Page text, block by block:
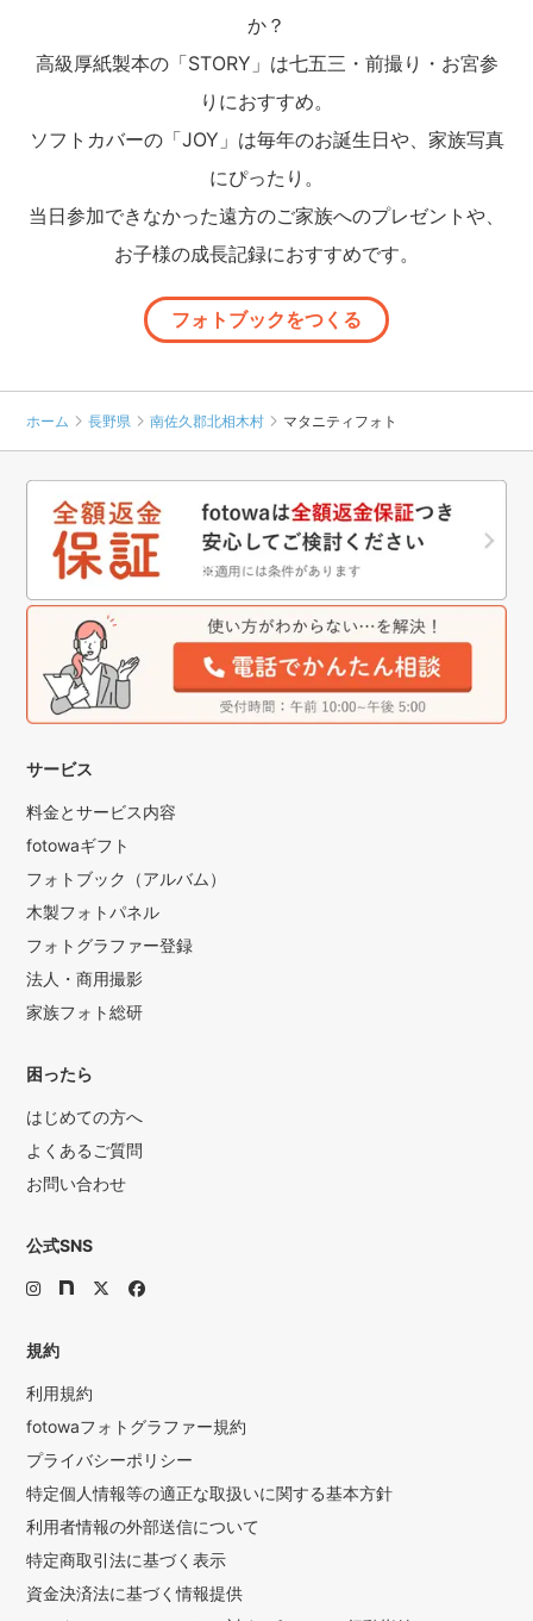
か？
高級厚紙製本の「STORY」は七五三・前撮り・お宮参
りにおすすめ。
ソフトカバーの「JOY」は毎年のお誕生日や、家族写真
にぴったり。
当日参加できなかった遠方のご家族へのプレゼントや、
お子様の成長記録におすすめです。
フォトブックをつくる
ホーム 長野県 南佐久郡北相木村 マタニティフォト
サービス
料金とサービス内容
fotowaギフト
フォトブック（アルバム）
木製フォトパネル
フォトグラファー登録
法人・商用撮影
家族フォト総研
困ったら
はじめての方へ
よくあるご質問
お問い合わせ
公式SNS
規約
利用規約
fotowaフォトグラファー規約
プライバシーポリシー
特定個人情報等の適正な取扱いに関する基本方針
利用者情報の外部送信について
特定商取引法に基づく表示
資金決済法に基づく情報提供